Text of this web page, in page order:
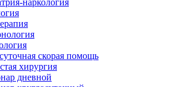
скорая помощь
хирургия
дневной